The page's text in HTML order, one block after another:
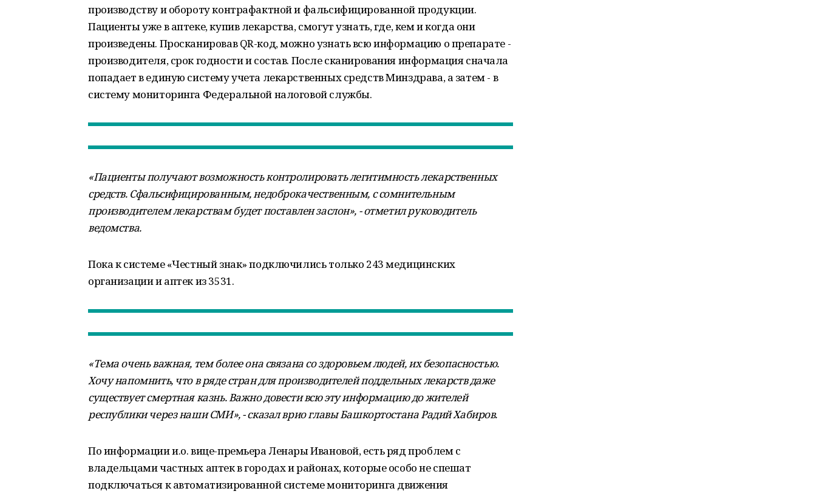
производству и обороту контрафактной и фальсифицированной продукции.
Пациенты уже в аптеке, купив лекарства, смогут узнать, где, кем и когда они
произведены. Просканировав QR-код, можно узнать всю информацию о препарате -
производителя, срок годности и состав. После сканирования информация сначала
попадает в единую систему учета лекарственных средств Минздрава, а затем - в
систему мониторинга Федеральной налоговой службы.
«Пациенты получают возможность контролировать легитимность лекарственных
средств. Сфальсифицированным, недоброкачественным, с сомнительным
производителем лекарствам будет поставлен заслон», - отметил руководитель
ведомства.
Пока к системе «Честный знак» подключились только 243 медицинских
организации и аптек из 3531.
«Тема очень важная, тем более она связана со здоровьем людей, их безопасностью.
Хочу напомнить, что в ряде стран для производителей поддельных лекарств даже
существует смертная казнь. Важно довести всю эту информацию до жителей
республики через наши СМИ», - сказал врио главы Башкортостана Радий Хабиров.
По информации и.о. вице-премьера Ленары Ивановой, есть ряд проблем с
владельцами частных аптек в городах и районах, которые особо не спешат
подключаться к автоматизированной системе мониторинга движения